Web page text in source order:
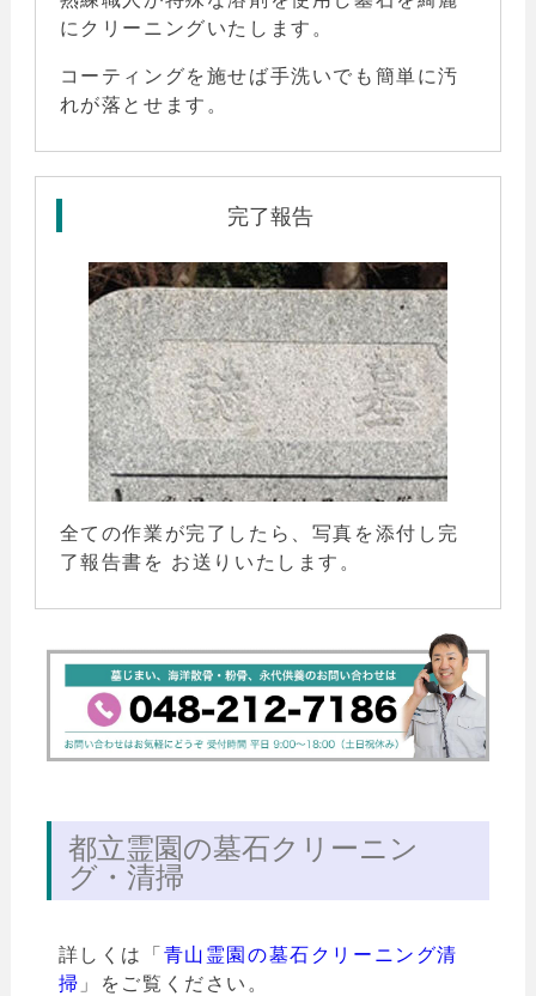
にクリーニングいたします。
コーティングを施せば手洗いでも簡単に汚
れが落とせます。
完了報告
全ての作業が完了したら、写真を添付し完
了報告書を お送りいたします。
都立霊園の墓石クリーニン
グ・清掃
詳しくは「 青山霊園の墓石クリーニング清
掃 」をご覧ください。